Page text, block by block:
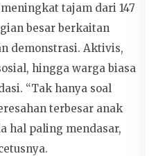
tajam dari 147
besar berkaitan
demonstrasi. Aktivis,
hingga warga biasa
“Tak hanya soal
terbesar anak
hal paling mendasar,